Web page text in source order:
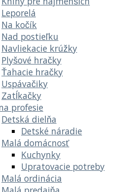
Leporelá
Na kočík
Nad postieľku
Navliekacie krúžky
Plyšové hračky
Ťahacie hračky
Uspávačiky
Zatĺkačky
profesie
Detská dielňa
Detské náradie
Malá domácnosť
Kuchynky
Upratovacie potreby
Malá ordinácia